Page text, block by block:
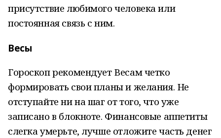
присутствие любимого человека или
постоянная связь с ним.
Весы
Гороскоп рекомендует Весам четко
формировать свои планы и желания. Не
отступайте ни на шаг от того, что уже
записано в блокноте. Финансовые аппетиты
слегка умерьте, лучше отложите часть денег